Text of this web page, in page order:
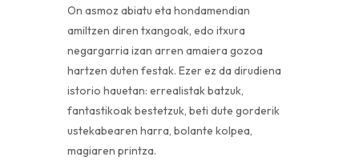
On asmoz abiatu eta hondamendian
amiltzen diren txangoak, edo itxura
negargarria izan arren amaiera gozoa
hartzen duten festak. Ezer ez da dirudiena
istorio hauetan: errealistak batzuk,
fantastikoak bestetzuk, beti dute gorderik
ustekabearen harra, bolante kolpea,
magiaren printza.